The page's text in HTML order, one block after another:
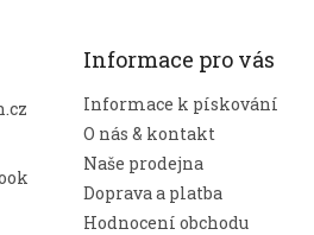
Informace pro vás
Informace k pískování
O nás & kontakt
Naše prodejna
Doprava a platba
Hodnocení obchodu